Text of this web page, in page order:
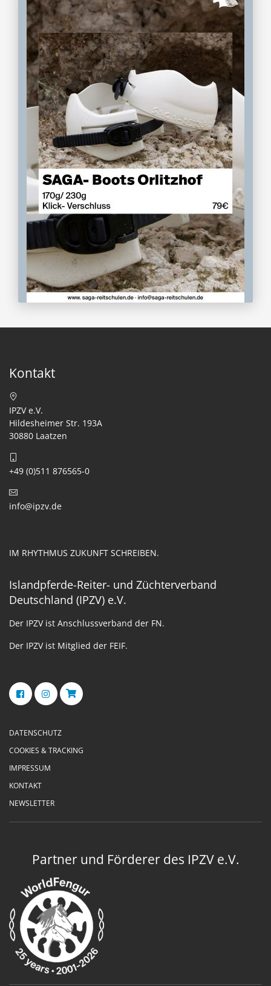
Kontakt
IPZV e.V.
Hildesheimer Str. 193A
30880 Laatzen
+49 (0)511 876565-0
info@ipzv.de
IM RHYTHMUS ZUKUNFT SCHREIBEN.
Islandpferde-Reiter- und Züchterverband
Deutschland (IPZV) e.V.
Der IPZV ist Anschlussverband der FN.
Der IPZV ist Mitglied der FEIF.
DATENSCHUTZ
COOKIES & TRACKING
IMPRESSUM
KONTAKT
NEWSLETTER
Partner und Förderer des IPZV e.V.